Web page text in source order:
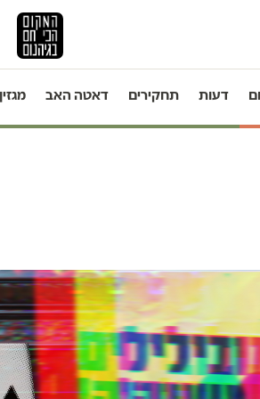
דעות תחקירים דאטה האב מגזין